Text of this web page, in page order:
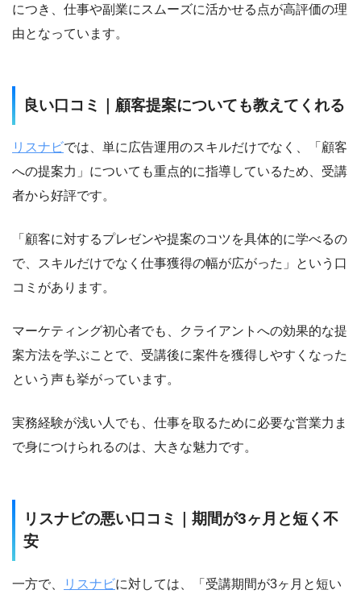
につき、仕事や副業にスムーズに活かせる点が高評価の理
由となっています。
良い口コミ｜顧客提案についても教えてくれる
リスナビでは、単に広告運用のスキルだけでなく、「顧客
への提案力」についても重点的に指導しているため、受講
者から好評です。
「顧客に対するプレゼンや提案のコツを具体的に学べるの
で、スキルだけでなく仕事獲得の幅が広がった」という口
コミがあります。
マーケティング初心者でも、クライアントへの効果的な提
案方法を学ぶことで、受講後に案件を獲得しやすくなった
という声も挙がっています。
実務経験が浅い人でも、仕事を取るために必要な営業力ま
で身につけられるのは、大きな魅力です。
リスナビの悪い口コミ｜期間が3ヶ月と短く不
安
一方で、 リスナビに対しては、「受講期間が3ヶ月と短い